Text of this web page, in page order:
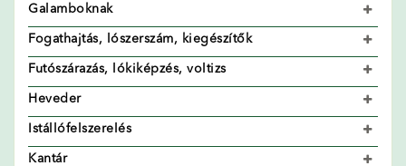
Galamboknak
Fogathajtás, lószerszám, kiegészítők
Futószárazás, lókiképzés, voltizs
Heveder
Istállófelszerelés
Kantár